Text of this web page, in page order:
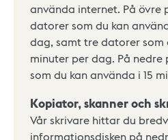
använda internet. På övre
datorer som du kan
dag, samt tre datorer som
minuter per dag. På
som du kan använda i 15
Kopiator, skanner och
Vår skrivare hittar du
informationsdisken på